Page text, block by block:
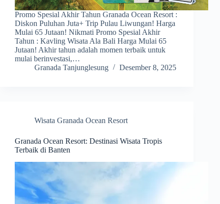
Promo Spesial Akhir Tahun Granada Ocean Resort :
Diskon Puluhan Juta+ Trip Pulau Liwungan! Harga
Mulai 65 Jutaan! Nikmati Promo Spesial Akhir
Tahun : Kavling Wisata Ala Bali Harga Mulai 65
Jutaan! Akhir tahun adalah momen terbaik untuk
mulai berinvestasi,…
Granada Tanjunglesung
Desember 8, 2025
Wisata Granada Ocean Resort
Granada Ocean Resort: Destinasi Wisata Tropis
Terbaik di Banten